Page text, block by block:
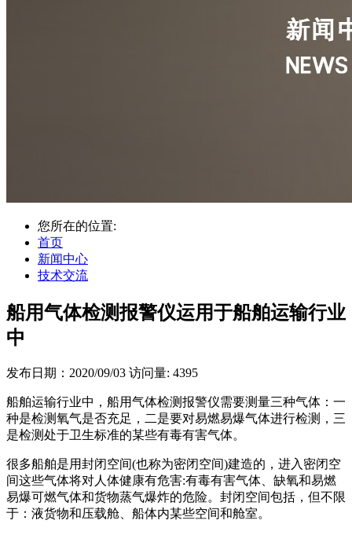
您所在的位置:
首页
新闻中心
技术交流
船用气体检测报警仪运用于船舶运输行业
中
发布日期：2020/09/03 访问量: 4395
船舶运输行业中，船用气体检测报警仪需要测量三种气体：一
种是检测氧气是否充足，二是要对易燃易爆气体进行检测，三
是检测处于卫生标准的某些有毒有害气体。
很多船舶是用封闭空间(也称为密闭空间)建造的，进入密闭空
间这些气体将对人体健康有危害:有毒有害气体、缺氧和易燃
易爆可燃气体和货物蒸气爆炸的危险。封闭空间包括，但不限
于：液货物和压载舱、船体内某些空间和舱室。